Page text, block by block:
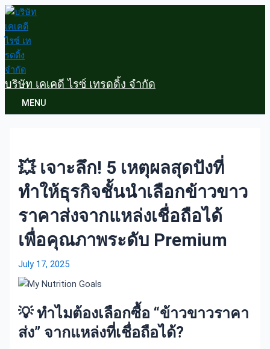
Skip
to
content
บริษัท เคเคดี ไรซ์ เทรดดิ้ง จำกัด
Main
MENU
💥 เจาะลึก! 5 เหตุผลสุดปังที่
ทำให้ธุรกิจชั้นนำเลือกข้าวขาว
ราคาส่งจากแหล่งเชื่อถือได้
เพื่อคุณภาพระดับ Premium
July 17, 2025
💡 ทำไมต้องเลือกซื้อ “ข้าวขาวราคา
ส่ง” จากแหล่งที่เชื่อถือได้?